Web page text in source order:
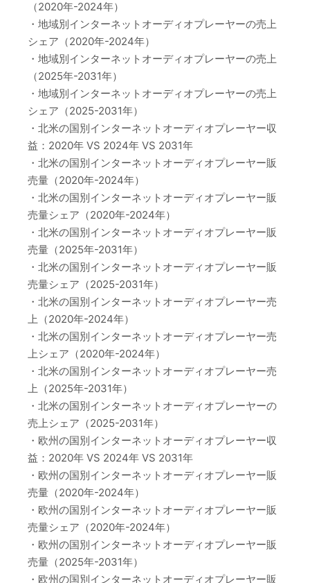
（2020年-2024年）
・地域別インターネットオーディオプレーヤーの売上
シェア（2020年-2024年）
・地域別インターネットオーディオプレーヤーの売上
（2025年-2031年）
・地域別インターネットオーディオプレーヤーの売上
シェア（2025-2031年）
・北米の国別インターネットオーディオプレーヤー収
益：2020年 VS 2024年 VS 2031年
・北米の国別インターネットオーディオプレーヤー販
売量（2020年-2024年）
・北米の国別インターネットオーディオプレーヤー販
売量シェア（2020年-2024年）
・北米の国別インターネットオーディオプレーヤー販
売量（2025年-2031年）
・北米の国別インターネットオーディオプレーヤー販
売量シェア（2025-2031年）
・北米の国別インターネットオーディオプレーヤー売
上（2020年-2024年）
・北米の国別インターネットオーディオプレーヤー売
上シェア（2020年-2024年）
・北米の国別インターネットオーディオプレーヤー売
上（2025年-2031年）
・北米の国別インターネットオーディオプレーヤーの
売上シェア（2025-2031年）
・欧州の国別インターネットオーディオプレーヤー収
益：2020年 VS 2024年 VS 2031年
・欧州の国別インターネットオーディオプレーヤー販
売量（2020年-2024年）
・欧州の国別インターネットオーディオプレーヤー販
売量シェア（2020年-2024年）
・欧州の国別インターネットオーディオプレーヤー販
売量（2025年-2031年）
・欧州の国別インターネットオーディオプレーヤー販